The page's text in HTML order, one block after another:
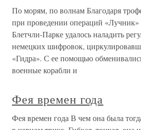
По морям, по волнам Благодаря
при проведении операций «Лучник»
Блетчли-Парке удалось наладить
немецких шифровок,
«Гидра». С ее помощью
военные корабли и
Фея времен года
Фея времен года В чем она была